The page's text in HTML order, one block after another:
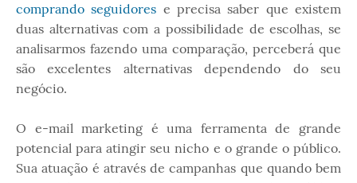
comprando seguidores e precisa saber que existem
duas alternativas com a possibilidade de escolhas, se
analisarmos fazendo uma comparação, perceberá que
são excelentes alternativas dependendo do seu
negócio.
O e-mail marketing é uma ferramenta de grande
potencial para atingir seu nicho e o grande o público.
Sua atuação é através de campanhas que quando bem